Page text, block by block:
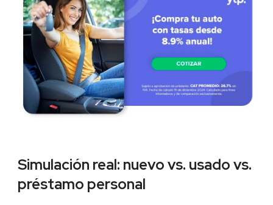
Simulación real: nuevo vs. usado vs.
préstamo personal